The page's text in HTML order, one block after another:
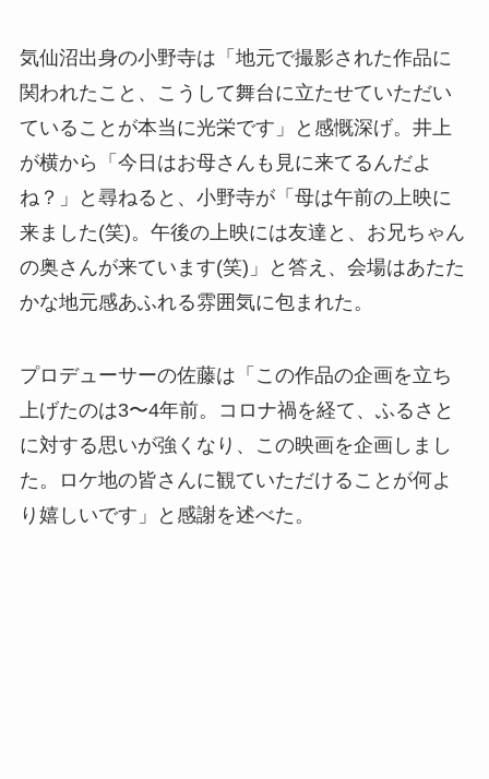
気仙沼出身の小野寺は「地元で撮影された作品に
関われたこと、こうして舞台に立たせていただい
ていることが本当に光栄です」と感慨深げ。井上
が横から「今日はお母さんも見に来てるんだよ
ね？」と尋ねると、小野寺が「母は午前の上映に
来ました(笑)。午後の上映には友達と、お兄ちゃん
の奥さんが来ています(笑)」と答え、会場はあたた
かな地元感あふれる雰囲気に包まれた。
プロデューサーの佐藤は「この作品の企画を立ち
上げたのは3〜4年前。コロナ禍を経て、ふるさと
に対する思いが強くなり、この映画を企画しまし
た。ロケ地の皆さんに観ていただけることが何よ
り嬉しいです」と感謝を述べた。